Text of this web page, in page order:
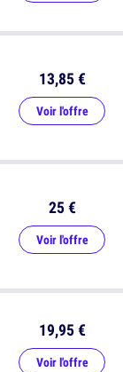
13,85 €
Voir l'offre
19,95 €
Voir l'offre
25 €
Voir l'offre